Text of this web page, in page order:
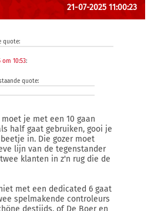
21-07-2025 11:00:23
quote:
om 10:53:
quote:
je met een 10 gaan
half gaat gebruiken, gooi je
in. Die gozer moet
lijn van de tegenstander
klanten in z'n rug die de
met een dedicated 6 gaat
spelmakende controleurs
destijds, of De Boer en